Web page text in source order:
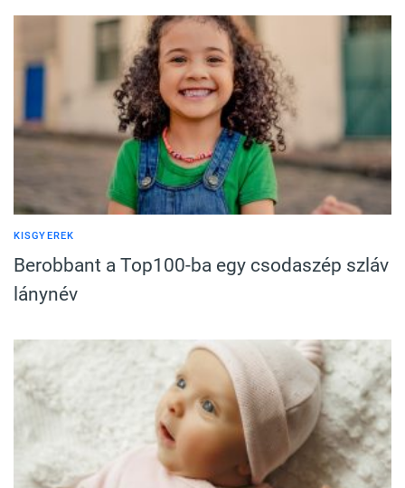
KISGYEREK
Berobbant a Top100-ba egy csodaszép szláv
lánynév